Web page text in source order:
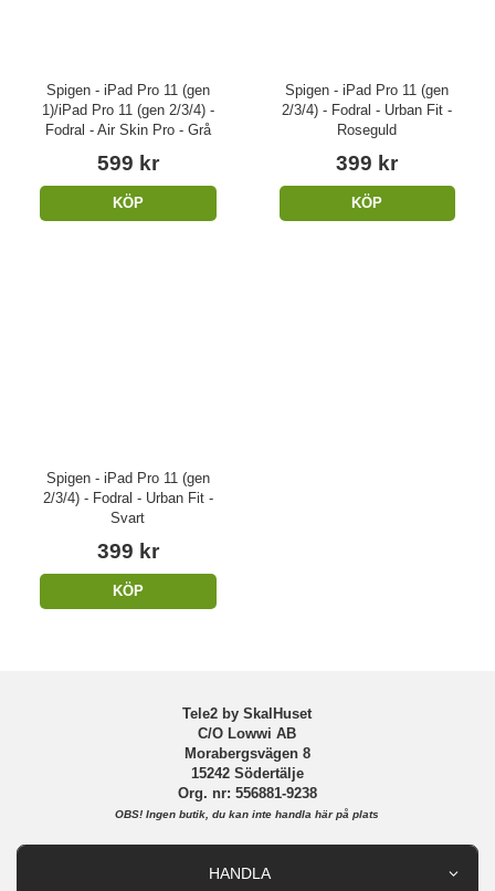
Spigen - iPad Pro 11 (gen
1)/iPad Pro 11 (gen 2/3/4) -
Fodral - Air Skin Pro - Grå
599 kr
KÖP
Spigen - iPad Pro 11 (gen
2/3/4) - Fodral - Urban Fit -
Roseguld
399 kr
KÖP
Spigen - iPad Pro 11 (gen
2/3/4) - Fodral - Urban Fit -
Svart
399 kr
KÖP
Tele2 by SkalHuset
C/O Lowwi AB
Morabergsvägen 8
15242 Södertälje
Org. nr: 556881-9238
OBS! Ingen butik, du kan inte handla här på plats
HANDLA